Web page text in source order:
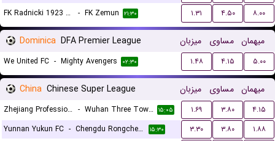
FK Radnicki 1923 Kragujevac
- FK Zemun ۲۱:۳۰ ۱.۳۱ ۴.۵۰ ۸.۰۰
Dominica DFA Premier League میزبان مساوی میهمان
We United FC - Mighty Avengers ۰۲:۳۰ ۱.۴۸ ۴.۱۵ ۵.۰۰
China Chinese Super League میزبان مساوی میهمان
Zhejiang Professional FC - Wuhan Three Towns ۱۵:۰۵ ۱.۶۹ ۳.۸۰
۴.۱۵
Yunnan Yukun FC - Chengdu Rongcheng FC ۱۵:۳۰ ۳.۳۰ ۳.۸۰
۱.۸۸